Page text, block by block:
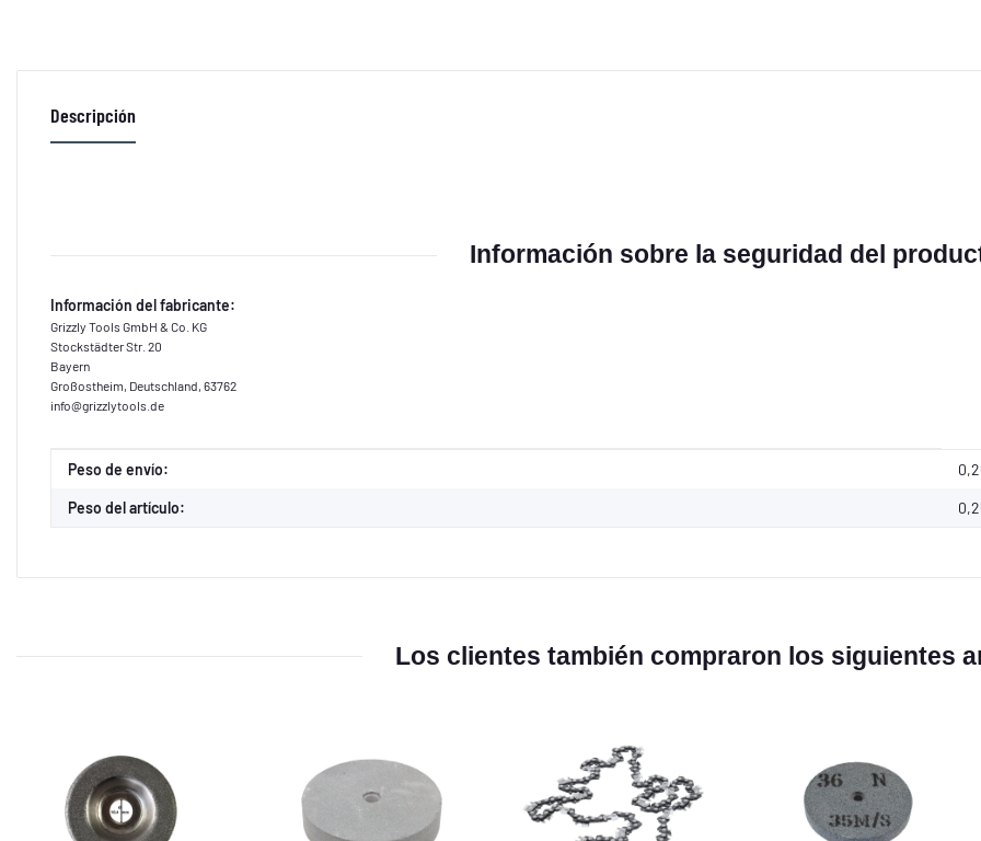
Descripción
Información sobre la seguridad del
Información del fabricante:
Grizzly Tools GmbH & Co. KG
Stockstädter Str. 20
Bayern
Großostheim, Deutschland, 63762
info@grizzlytools.de
Propiedad del producto
Valor
Peso de envío:
Peso del artículo:
Los clientes también compraron los siguientes